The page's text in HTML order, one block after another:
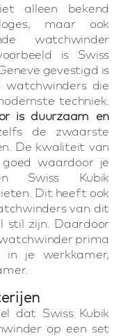
alleen bekend
maar ook
watchwinder
is Swiss
gevestigd is
watchwinders die
techniek.
is duurzaam en
de zwaarste
De kwaliteit van
waardoor je
Swiss Kubik
Dit heeft ook
van dit
stil zijn. Daardoor
watchwinder prima
in je werkkamer,
dat Swiss Kubik
op een set